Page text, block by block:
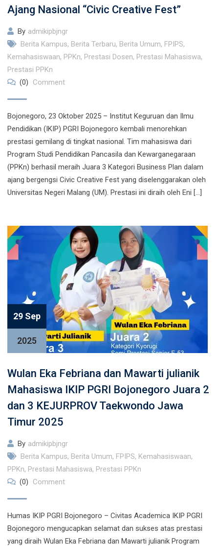
Ajang Nasional “Civic Creative Fest”
By admikipbjngr
Berita Kampus, Berita Terbaru, Berita Umum, FPIPS,
Kemahasiswaan, PPKn, Prestasi Dosen, Prestasi Mahasiswa,
Prestasi PPKn
(0)
Comment
Bojonegoro, 23 Oktober 2025 – Institut Keguruan dan Ilmu
Pendidikan (IKIP) PGRI Bojonegoro kembali menorehkan
prestasi gemilang di tingkat nasional. Tim mahasiswa dari
Program Studi Pendidikan Pancasila dan Kewarganegaraan
(PPKn) berhasil meraih Juara 3 Kategori Business Plan dalam
ajang bergengsi Civic Creative Fest yang diselenggarakan oleh
Universitas Negeri Malang (UM). Prestasi ini diraih oleh Eni […]
29 Sep
2025
Wulan Eka Febriana dan Mawarti julianik
Mahasiswa IKIP PGRI Bojonegoro Juara 2
dan 3 KEJURPROV Taekwondo Jawa
Timur 2025
By admikipbjngr
Berita Kampus, Berita Umum, FPIPS, Kemahasiswaan,
PPKn, Prestasi Mahasiswa, Prestasi PPKn
(0)
Comment
Humas IKIP PGRI Bojonegoro – Civitas Academica IKIP PGRI
Bojonegoro mengucapkan selamat dan sukses atas prestasi
yang diraih Wulan Eka Febriana dan Mawarti julianik Program